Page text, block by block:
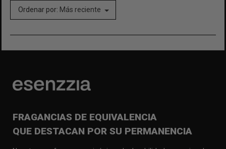
Ordenar por: Más reciente
FRAGANCIAS DE EQUIVALENCIA
QUE DESTACAN POR SU PERMANENCIA